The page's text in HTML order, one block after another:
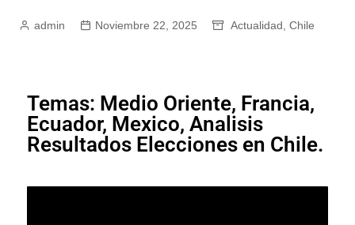
admin Noviembre 22, 2025 Actualidad Chile
Temas: Medio Oriente, Francia,
Ecuador, Mexico, Analisis
Resultados Elecciones en Chile.